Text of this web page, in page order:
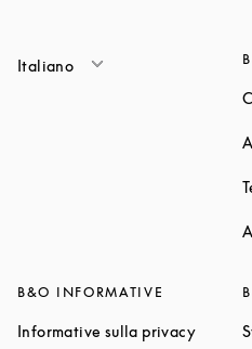
Italiano
B&O INFORMATIVE
Informative sulla privacyLink